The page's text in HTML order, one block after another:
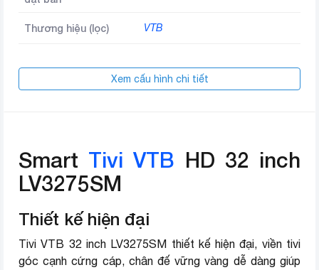
Thương hiệu (lọc) VTB
Xem cấu hình chi tiết
Smart Tivi VTB HD 32 inch
LV3275SM
Thiết kế hiện đại
Tivi VTB 32 inch LV3275SM thiết kế hiện đại, viền tivi
góc cạnh cứng cáp, chân đế vững vàng dễ dàng giúp